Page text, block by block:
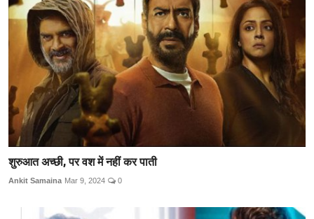
शुरुआत अच्छी, पर वश में नहीं कर पाती
Ankit Samaina Mar 9, 2024 0